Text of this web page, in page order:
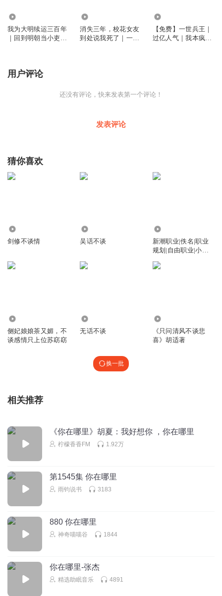
我为大明续运三百年
｜回到明朝当小吏｜
消失三年，校花女友
到处说我死了｜一世
【免费】一世兵王｜
过亿人气｜我本疯狂
用户评论
还没有评论，快来发表第一个评论！
发表评论
猜你喜欢
剑修不谈情 吴话不谈
新潮职业|佚名|职业
规划|自由职业|小众
侧妃娘娘茶又媚，不
谈感情只上位苏窈窈
无话不谈
《只问清风不谈悲
喜》胡适著
换一批
相关推荐
《你在哪里》胡夏：我好想你 ，你在哪里
柠檬香香FM 1.92万
第1545集 你在哪里
雨钧说书 3183
880 你在哪里
神奇喵喵谷 1844
你在哪里-张杰
精选助眠音乐 4891